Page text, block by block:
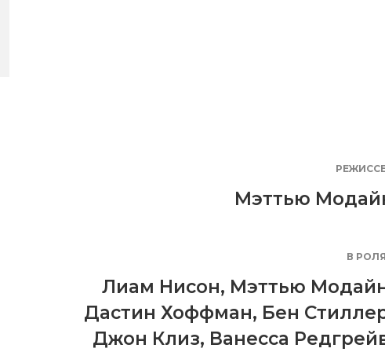
Мэттью
В
Лиам Нисон, Мэттью
Дастин Хоффман, Бен
Джон Клиз, Ванесса